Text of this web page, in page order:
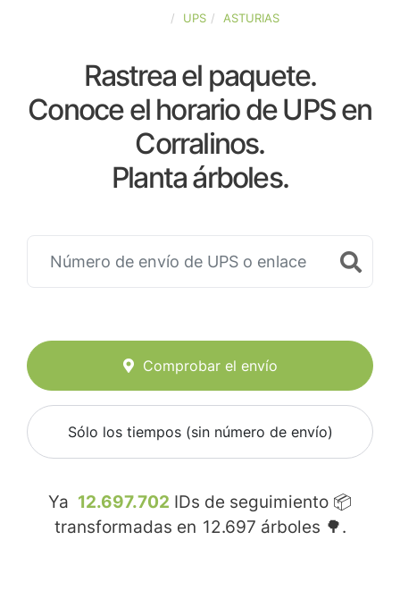
UPS ASTURIAS
Rastrea el paquete.
Conoce el horario de UPS en
Corralinos.
Planta árboles.
Comprobar el envío
Sólo los tiempos (sin número de envío)
Ya 12.697.702 IDs de seguimiento 📦
transformadas en 12.697 árboles 🌳.